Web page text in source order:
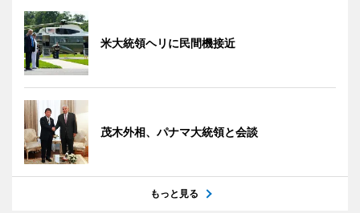
米大統領ヘリに民間機接近
茂木外相、パナマ大統領と会談
もっと見る